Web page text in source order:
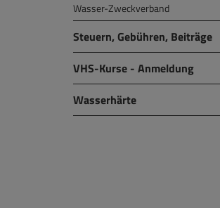
Wasser-Zweckverband
Steuern, Gebühren, Beiträge
VHS-Kurse - Anmeldung
Wasserhärte